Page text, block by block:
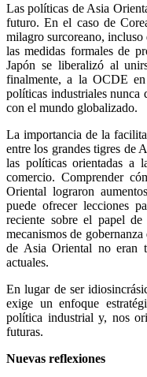
Las políticas de Asia
futuro. En el caso de
milagro surcoreano,
las medidas formales de
Japón se liberalizó al
finalmente, a la OCDE
políticas industriales nunca
con el mundo globalizado.
La importancia de la
entre los grandes tigres de
las políticas orientadas a
comercio. Comprender
Oriental lograron
puede ofrecer lecciones
reciente sobre el papel
mecanismos de
de Asia Oriental no eran
actuales.
En lugar de ser
exige un enfoque
política industrial y, nos
futuras.
Nuevas reflexiones